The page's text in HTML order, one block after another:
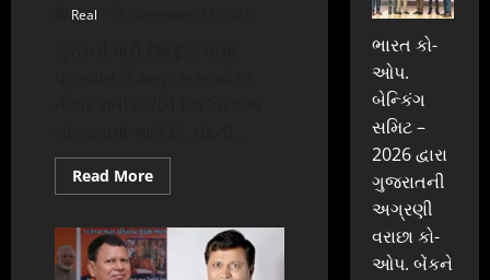
Real
Read MoreRead
more
વિશ્વની
સૌથી
નાની
ભારત કો-
ઓપ.
બેન્કિંગ
સમિટ –
2026 દ્વારા
ગુજરાતની
અગ્રણી
વરાછા કો-
ઓપ. બેંકને